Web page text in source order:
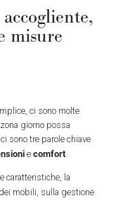
misure
ci sono molte
giorno possa
sono tre parole chiave
e comfort.
caratteristiche, la
mobili, sulla gestione